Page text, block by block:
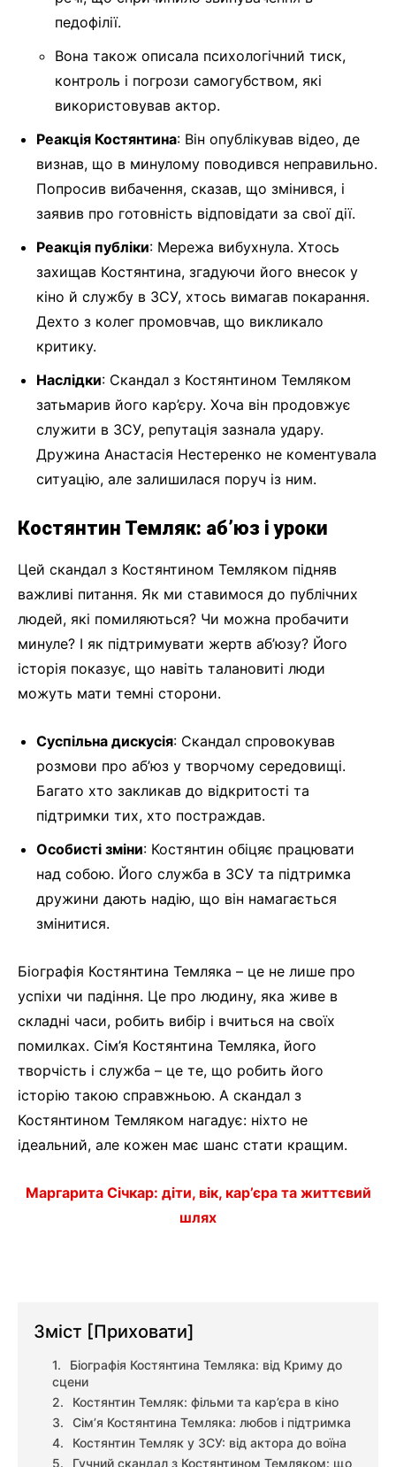
педофілії.
Вона також описала психологічний тиск,
контроль і погрози самогубством, які
використовував актор.
Реакція Костянтина: Він опублікував відео, де
визнав, що в минулому поводився неправильно.
Попросив вибачення, сказав, що змінився, і
заявив про готовність відповідати за свої дії.
Реакція публіки: Мережа вибухнула. Хтось
захищав Костянтина, згадуючи його внесок у
кіно й службу в ЗСУ, хтось вимагав покарання.
Дехто з колег промовчав, що викликало
критику.
Наслідки: Скандал з Костянтином Темляком
затьмарив його кар’єру. Хоча він продовжує
служити в ЗСУ, репутація зазнала удару.
Дружина Анастасія Нестеренко не коментувала
ситуацію, але залишилася поруч із ним.
Костянтин Темляк: аб’юз і уроки
Цей скандал з Костянтином Темляком підняв
важливі питання. Як ми ставимося до публічних
людей, які помиляються? Чи можна пробачити
минуле? І як підтримувати жертв аб’юзу? Його
історія показує, що навіть талановиті люди
можуть мати темні сторони.
Суспільна дискусія: Скандал спровокував
розмови про аб’юз у творчому середовищі.
Багато хто закликав до відкритості та
підтримки тих, хто постраждав.
Особисті зміни: Костянтин обіцяє працювати
над собою. Його служба в ЗСУ та підтримка
дружини дають надію, що він намагається
змінитися.
Біографія Костянтина Темляка – це не лише про
успіхи чи падіння. Це про людину, яка живе в
складні часи, робить вибір і вчиться на своїх
помилках. Сім’я Костянтина Темляка, його
творчість і служба – це те, що робить його
історію такою справжньою. А скандал з
Костянтином Темляком нагадує: ніхто не
ідеальний, але кожен має шанс стати кращим.
Маргарита Січкар: діти, вік, кар’єра та життєвий
шлях
Зміст [Приховати]
Біографія Костянтина Темляка: від Криму до
сцени
Костянтин Темляк: фільми та кар’єра в кіно
Сім’я Костянтина Темляка: любов і підтримка
Костянтин Темляк у ЗСУ: від актора до воїна
Гучний скандал з Костянтином Темляком: що